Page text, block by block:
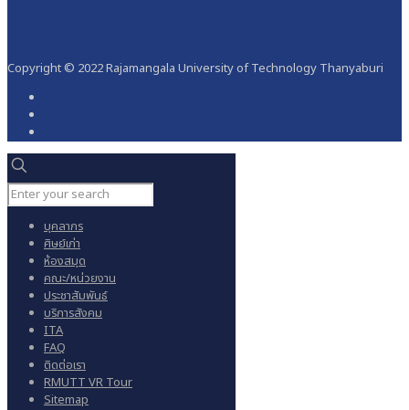
Copyright © 2022 Rajamangala University of Technology Thanyaburi
บุคลากร
ศิษย์เก่า
ห้องสมุด
คณะ/หน่วยงาน
ประชาสัมพันธ์
บริการสังคม
ITA
FAQ
ติดต่อเรา
RMUTT VR Tour
Sitemap